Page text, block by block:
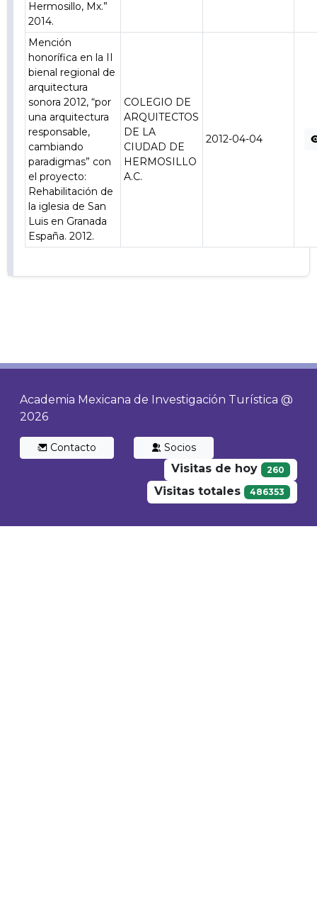
Hermosillo, Mx.”
2014.
Mención
honorífica en la II
bienal regional de
arquitectura
sonora 2012, “por
una arquitectura
responsable,
cambiando
paradigmas” con
el proyecto:
Rehabilitación de
la iglesia de San
Luis en Granada
España. 2012.
COLEGIO DE
ARQUITECTOS
DE LA
CIUDAD DE
HERMOSILLO
A.C.
2012-04-04
Academia Mexicana de Investigación Turística @
2026
Contacto Socios
Visitas de hoy 260
Visitas totales 486353